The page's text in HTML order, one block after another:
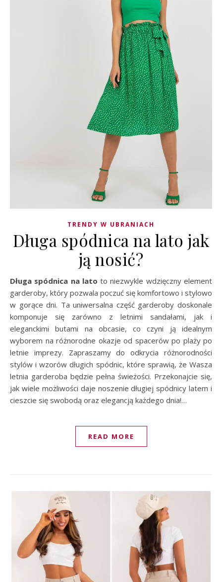
TRENDY W UBRANIACH
Długa spódnica na lato jak
ją nosić?
Długa spódnica na lato to niezwykle wdzięczny element
garderoby, który pozwala poczuć się komfortowo i stylowo
w gorące dni. Ta uniwersalna część garderoby doskonale
komponuje się zarówno z letnimi sandałami, jak i
eleganckimi butami na obcasie, co czyni ją idealnym
wyborem na różnorodne okazje od spacerów po plaży po
letnie imprezy. Zapraszamy do odkrycia różnorodności
stylów i wzorów długich spódnic, które sprawią, że Wasza
letnia garderoba będzie pełna świeżości. Przekonajcie się,
jak wiele możliwości daje noszenie długiej spódnicy latem i
cieszcie się swobodą oraz elegancją każdego dnia!…
READ MORE